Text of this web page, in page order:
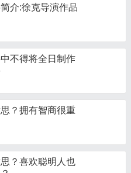
介:徐克导演作品
不得将全日制作
？拥有智商很重
？喜欢聪明人也